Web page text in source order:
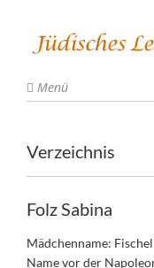
Menü
Verzeichnis
Folz Sabina
Mädchenname: Fischel
Name vor der